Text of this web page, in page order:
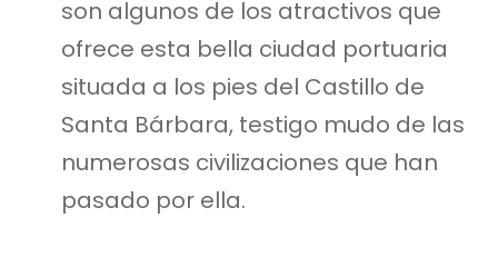
son algunos de los atractivos que
ofrece esta bella ciudad portuaria
situada a los pies del Castillo de
Santa Bárbara, testigo mudo de las
numerosas civilizaciones que han
pasado por ella.